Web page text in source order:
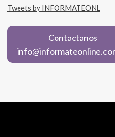
Tweets by INFORMATEONL
Contactanos